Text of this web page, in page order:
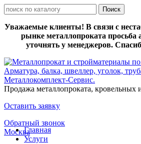
Уважаемые клиенты! В связи с
рынке металлопроката просьба
уточнять у менеджеров.
Продажа металлопроката, кровельных
Оставить заявку
Обратный звонок
МоскваГлавная
Услуги